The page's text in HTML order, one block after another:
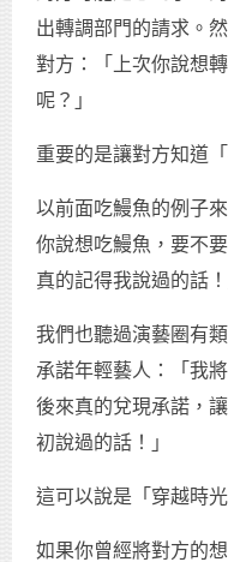
出轉調部門的請求。
對方：「上次你說想
呢？」
重要的是讓對方知道
以前面吃鰻魚的例子
你說想吃鰻魚，要不
真的記得我說過的話！
我們也聽過演藝圈有
承諾年輕藝人：「我
後來真的兌現承諾，
初說過的話！」
這可以說是「穿越時
如果你曾經將對方的